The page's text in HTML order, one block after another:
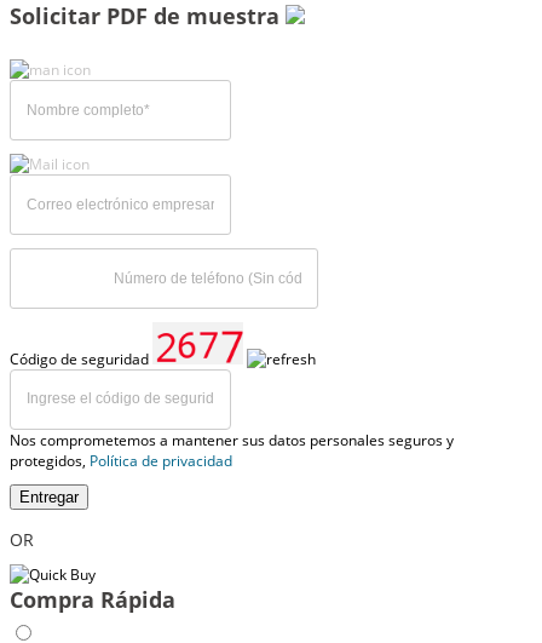
Solicitar PDF de muestra
Código de seguridad
Nos comprometemos a mantener sus datos personales seguros y
protegidos, Política de privacidad
Entregar
OR
Compra Rápida